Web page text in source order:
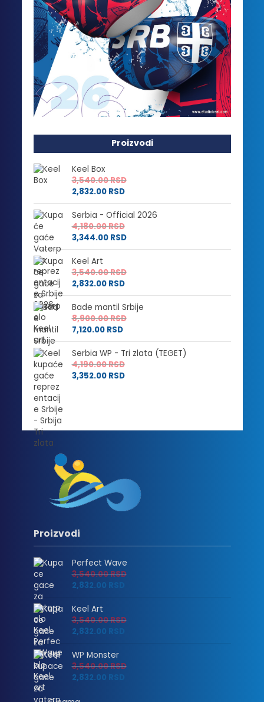
Proizvodi
Keel Box
3,540.00RSD
2,832.00 RSD
Serbia - Official 2026
4,180.00RSD
3,344.00 RSD
Keel Art
3,540.00RSD
2,832.00 RSD
Bade mantil Srbije
8,900.00RSD
7,120.00 RSD
Serbia WP - Tri zlata (TEGET)
4,190.00RSD
3,352.00 RSD
Proizvodi
Perfect Wave
3,540.00RSD
2,832.00 RSD
Keel Art
3,540.00RSD
2,832.00 RSD
WP Monster
3,540.00RSD
2,832.00 RSD